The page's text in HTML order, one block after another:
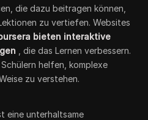
die dazu beitragen können,
zu vertiefen. Websites
bieten interaktive
, die das Lernen verbessern.
helfen, komplexe
zu verstehen.
eine unterhaltsame